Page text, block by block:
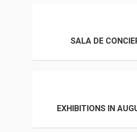
SALA DE
EXHIBITIONS IN